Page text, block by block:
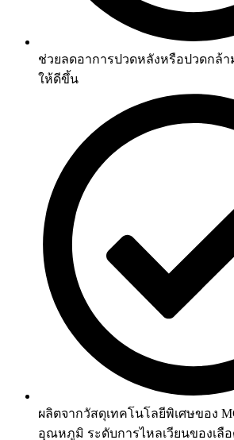
ช่วยลดอาการปวดหลังหรือปวดกล้า
ให้ดีขึ้น
ผลิตจากวัสดุเทคโนโลยีพิเศษของ
อุณหภูมิ ระดับการไหลเวียนของเลื